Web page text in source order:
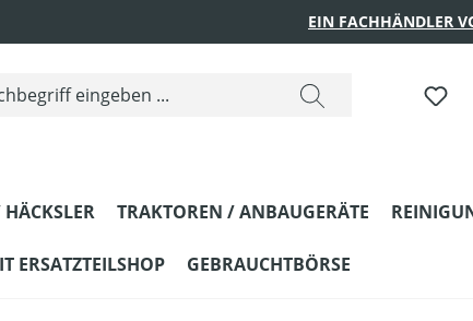
EIN FACHHÄNDLER
TRAKTOREN / ANBAUGERÄTE
ERSATZTEILSHOP GEBRAUCHTBÖRSE